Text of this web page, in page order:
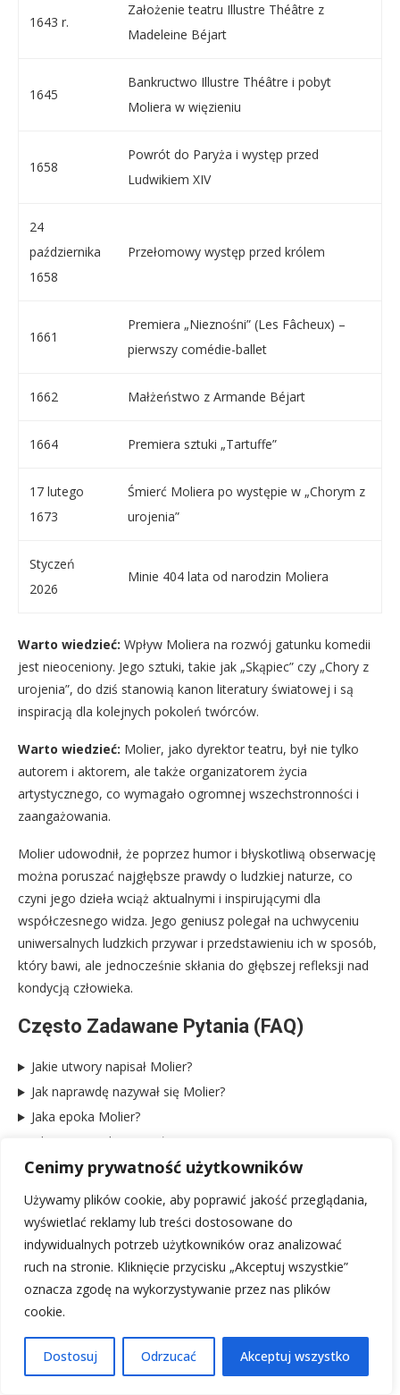
Cenimy prywatność użytkowników
Używamy plików cookie, aby poprawić jakość przeglądania,
wyświetlać reklamy lub treści dostosowane do
indywidualnych potrzeb użytkowników oraz analizować
ruch na stronie. Kliknięcie przycisku „Akceptuj wszystkie”
oznacza zgodę na wykorzystywanie przez nas plików
cookie.
Dostosuj Odrzucać Akceptuj wszystko
1643 r.
Założenie teatru Illustre Théâtre z
Madeleine Béjart
1645
Bankructwo Illustre Théâtre i pobyt
Moliera w więzieniu
1658
Powrót do Paryża i występ przed
Ludwikiem XIV
24
października
1658
Przełomowy występ przed królem
1661
Premiera „Nieznośni” (Les Fâcheux) –
pierwszy comédie-ballet
1662 Małżeństwo z Armande Béjart
1664 Premiera sztuki „Tartuffe”
17 lutego
1673
Śmierć Moliera po występie w „Chorym z
urojenia”
Styczeń
2026
Minie 404 lata od narodzin Moliera
Warto wiedzieć: Wpływ Moliera na rozwój gatunku komedii
jest nieoceniony. Jego sztuki, takie jak „Skąpiec” czy „Chory z
urojenia”, do dziś stanowią kanon literatury światowej i są
inspiracją dla kolejnych pokoleń twórców.
Warto wiedzieć: Molier, jako dyrektor teatru, był nie tylko
autorem i aktorem, ale także organizatorem życia
artystycznego, co wymagało ogromnej wszechstronności i
zaangażowania.
Molier udowodnił, że poprzez humor i błyskotliwą obserwację
można poruszać najgłębsze prawdy o ludzkiej naturze, co
czyni jego dzieła wciąż aktualnymi i inspirującymi dla
współczesnego widza. Jego geniusz polegał na uchwyceniu
uniwersalnych ludzkich przywar i przedstawieniu ich w sposób,
który bawi, ale jednocześnie skłania do głębszej refleksji nad
kondycją człowieka.
Często Zadawane Pytania (FAQ)
Jakie utwory napisał Molier?
Jak naprawdę nazywał się Molier?
Jaka epoka Molier?
Dlaczego Molier został uwięziony?
Źródła:
Polecamy również te artykuły:
James Cook: Brytyjski podróżnik, odkrywca
Munch: Edvard Munch, Krzyk, obrazy, twórczość